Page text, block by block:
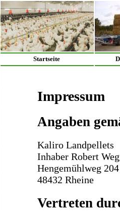
Startseite
Impressum
Angaben
Kaliro Landpellets
Inhaber Robert
Hengemühlweg 204
48432 Rheine
Vertreten